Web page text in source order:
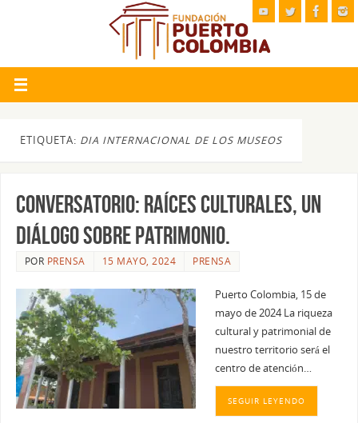
ETIQUETA: DIA INTERNACIONAL DE LOS MUSEOS
CONVERSATORIO: RAÍCES CULTURALES, UN
DIÁLOGO SOBRE PATRIMONIO.
POR PRENSA 15 MAYO, 2024 PRENSA
Puerto Colombia, 15 de
mayo de 2024 La riqueza
cultural y patrimonial de
nuestro territorio será el
centro de atención…
SEGUIR LEYENDO